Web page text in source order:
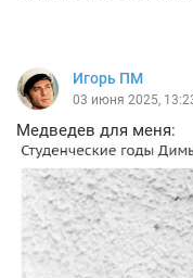
Игорь ПМ
03 июня 2025,
Медведев для меня: